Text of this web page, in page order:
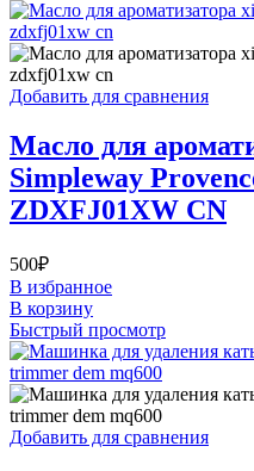
Добавить для сравнения
Масло для
Simpleway
ZDXFJ01XW CN
500₽
В избранное
В корзину
Быстрый просмотр
Добавить для сравнения